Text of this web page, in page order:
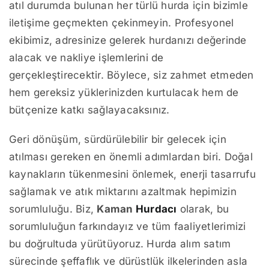
atıl durumda bulunan her türlü hurda için bizimle
iletişime geçmekten çekinmeyin. Profesyonel
ekibimiz, adresinize gelerek hurdanızı değerinde
alacak ve nakliye işlemlerini de
gerçekleştirecektir. Böylece, siz zahmet etmeden
hem gereksiz yüklerinizden kurtulacak hem de
bütçenize katkı sağlayacaksınız.
Geri dönüşüm, sürdürülebilir bir gelecek için
atılması gereken en önemli adımlardan biri. Doğal
kaynakların tükenmesini önlemek, enerji tasarrufu
sağlamak ve atık miktarını azaltmak hepimizin
sorumluluğu. Biz, Kaman Hurdacı olarak, bu
sorumluluğun farkındayız ve tüm faaliyetlerimizi
bu doğrultuda yürütüyoruz. Hurda alım satım
sürecinde şeffaflık ve dürüstlük ilkelerinden asla